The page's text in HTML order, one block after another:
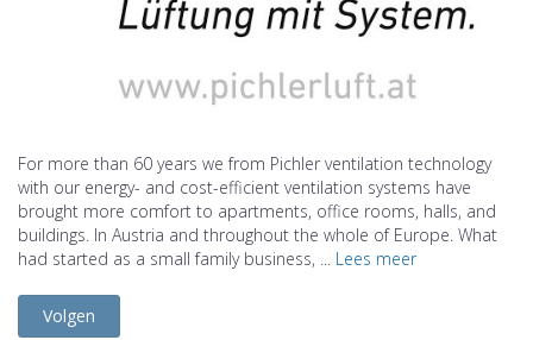
For more than 60 years we from Pichler ventilation technology
with our energy- and cost-efficient ventilation systems have
brought more comfort to apartments, office rooms, halls, and
buildings. In Austria and throughout the whole of Europe. What
had started as a small family business, ... Lees meer
Volgen